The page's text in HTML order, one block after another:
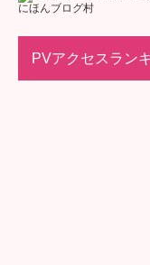
にほんブログ村
PVアクセスラン